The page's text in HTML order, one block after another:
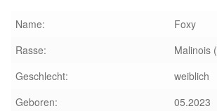
Name:
Foxy
Rasse:
Malinois
Geschlecht:
weiblich
Geboren:
05.2023